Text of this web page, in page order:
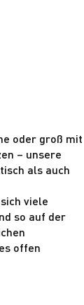
oder groß mit
– unsere
als auch
viele
so auf der
offen